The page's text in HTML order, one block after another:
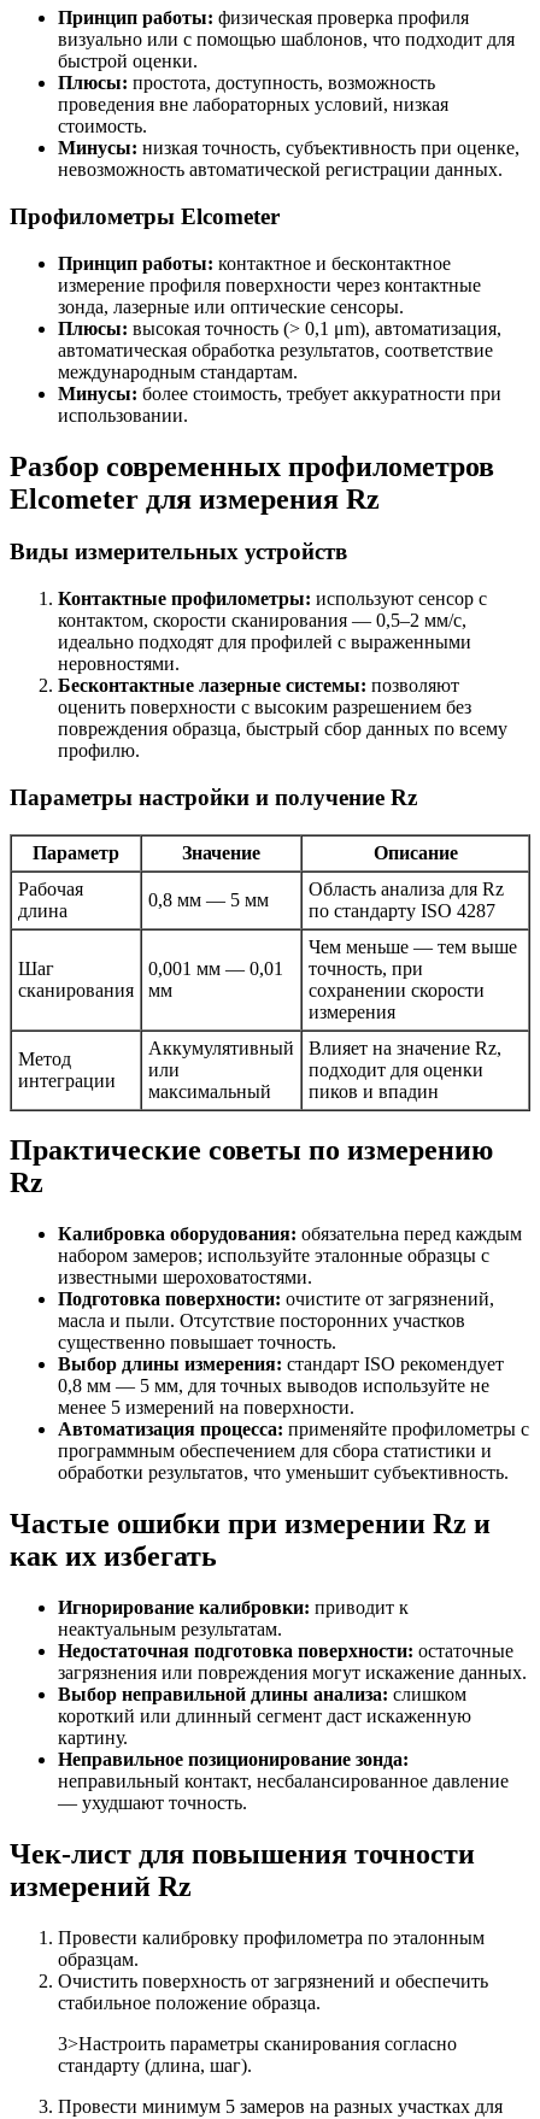
Принцип работы: физическая проверка профиля
визуально или с помощью шаблонов, что подходит для
быстрой оценки.
Плюсы: простота, доступность, возможность
проведения вне лабораторных условий, низкая
стоимость.
Минусы: низкая точность, субъективность при оценке,
невозможность автоматической регистрации данных.
Профилометры Elcometer
Принцип работы: контактное и бесконтактное
измерение профиля поверхности через контактные
зонда, лазерные или оптические сенсоры.
Плюсы: высокая точность (> 0,1 μm), автоматизация,
автоматическая обработка результатов, соответствие
международным стандартам.
Минусы: более стоимость, требует аккуратности при
использовании.
Разбор современных профилометров
Elcometer для измерения Rz
Виды измерительных устройств
Контактные профилометры: используют сенсор с
контактом, скорости сканирования — 0,5–2 мм/с,
идеально подходят для профилей с выраженными
неровностями.
Бесконтактные лазерные системы: позволяют
оценить поверхности с высоким разрешением без
повреждения образца, быстрый сбор данных по всему
профилю.
Параметры настройки и получение Rz
Параметр Значение
Описание
Рабочая
длина
0,8 мм — 5 мм
Область анализа для Rz
по стандарту ISO 4287
Шаг
сканирования
0,001 мм — 0,01
мм
Чем меньше — тем выше
точность, при
сохранении скорости
измерения
Метод
интеграции
Аккумулятивный
или
максимальный
Влияет на значение Rz,
подходит для оценки
пиков и впадин
Практические советы по измерению
Rz
Калибровка оборудования: обязательна перед каждым
набором замеров; используйте эталонные образцы с
известными шероховатостями.
Подготовка поверхности: очистите от загрязнений,
масла и пыли. Отсутствие посторонних участков
существенно повышает точность.
Выбор длины измерения: стандарт ISO рекомендует
0,8 мм — 5 мм, для точных выводов используйте не
менее 5 измерений на поверхности.
Автоматизация процесса: применяйте профилометры с
программным обеспечением для сбора статистики и
обработки результатов, что уменьшит субъективность.
Частые ошибки при измерении Rz и
как их избегать
Игнорирование калибровки: приводит к
неактуальным результатам.
Недостаточная подготовка поверхности: остаточные
загрязнения или повреждения могут искажение данных.
Выбор неправильной длины анализа: слишком
короткий или длинный сегмент даст искаженную
картину.
Неправильное позиционирование зонда:
неправильный контакт, несбалансированное давление
— ухудшают точность.
Чек-лист для повышения точности
измерений Rz
Провести калибровку профилометра по эталонным
образцам.
Очистить поверхность от загрязнений и обеспечить
стабильное положение образца.
3>Настроить параметры сканирования согласно
стандарту (длина, шаг).
Провести минимум 5 замеров на разных участках для